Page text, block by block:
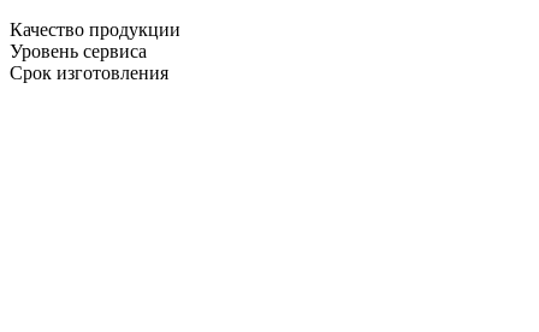
Качество продукции
Уровень сервиса
Срок изготовления